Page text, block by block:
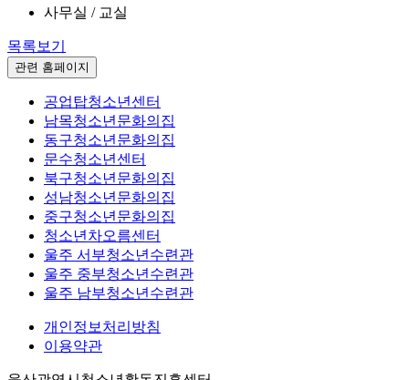
사무실 / 교실
목록보기
관련 홈페이지
공업탑청소년센터
남목청소년문화의집
동구청소년문화의집
문수청소년센터
북구청소년문화의집
성남청소년문화의집
중구청소년문화의집
청소년차오름센터
울주 서부청소년수련관
울주 중부청소년수련관
울주 남부청소년수련관
개인정보처리방침
이용약관